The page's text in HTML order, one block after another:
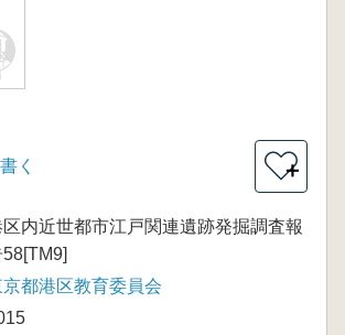
く ＋
区内近世都市江戸関連遺跡発掘調査報
京都港区教育委員会